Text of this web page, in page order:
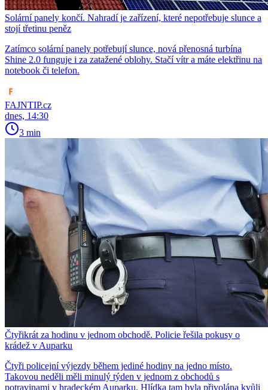
Solární panely končí. Nahradí je zařízení, které nepotřebuje slunce a
stojí třetinu peněz
Zatímco solární panely potřebují slunce, nová přenosná turbína
Shine 2.0 funguje i za zatažené oblohy. Stačí vítr a máte elektřinu na
notebook či telefon.
FAJNTIP.cz
dnes, 14:30
3 min
Čtyřikrát za hodinu v jednom obchodě. Policie řešila pokusy o
krádež v Auparku
Čtyři policejní výjezdy během jediné hodiny na jedno místo.
Takovou neděli měli minulý týden v jednom z obchodů s
potravinami v hradeckém Auparku. Hlídka tam byla přivolána kvůli